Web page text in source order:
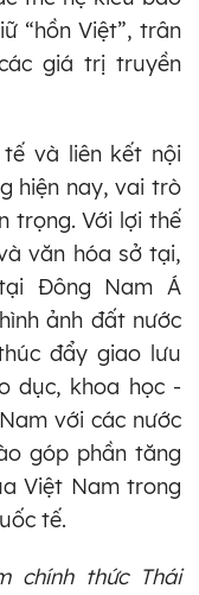
“hồn Việt”, trân
giá trị truyền
và liên kết nội
hiện nay, vai trò
trọng. Với lợi thế
văn hóa sở tại,
Đông Nam Á
ảnh đất nước
đẩy giao lưu
dục, khoa học -
với các nước
góp phần tăng
Việt Nam trong
tế.
chính thức Thái